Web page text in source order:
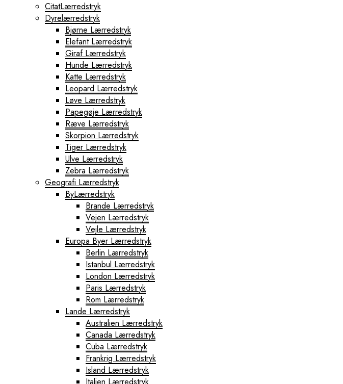
CitatLærredstryk
Dyrelærredstryk
Bjørne Lærredstryk
Elefant Lærredstryk
Giraf Lærredstryk
Hunde Lærredstryk
Katte Lærredstryk
Leopard Lærredstryk
Løve Lærredstryk
Papegøje Lærredstryk
Ræve Lærredstryk
Skorpion Lærredstryk
Tiger Lærredstryk
Ulve Lærredstryk
Zebra Lærredstryk
Geografi Lærredstryk
ByLærredstryk
Brande Lærredstryk
Vejen Lærredstryk
Vejle Lærredstryk
Europa Byer Lærredstryk
Berlin Lærredstryk
Istanbul Lærredstryk
London Lærredstryk
Paris Lærredstryk
Rom Lærredstryk
Lande Lærredstryk
Australien Lærredstryk
Canada Lærredstryk
Cuba Lærredstryk
Frankrig Lærredstryk
Island Lærredstryk